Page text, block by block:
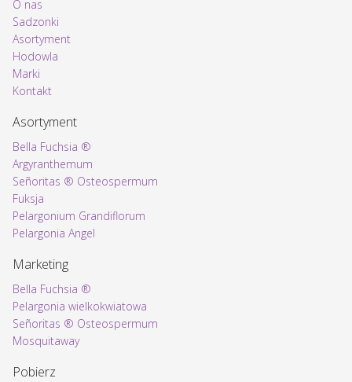
O nas
Sadzonki
Asortyment
Voorpagina
Hodowla
Marki
Kontakt
Asortyment
Bella Fuchsia ®
Argyranthemum
Señoritas ® Osteospermum
Fuksja
Pelargonium Grandiflorum
Pelargonia Angel
Marketing
Bella Fuchsia ®
Pelargonia wielkokwiatowa
Señoritas ® Osteospermum
Mosquitaway
Pobierz